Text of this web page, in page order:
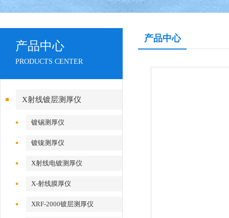
产品中心
PRODUCTS CENTER
X射线镀层测厚仪
镀锡测厚仪
镀镍测厚仪
X射线电镀测厚仪
X-射线膜厚仪
XRF-2000镀层测厚仪
产品中心